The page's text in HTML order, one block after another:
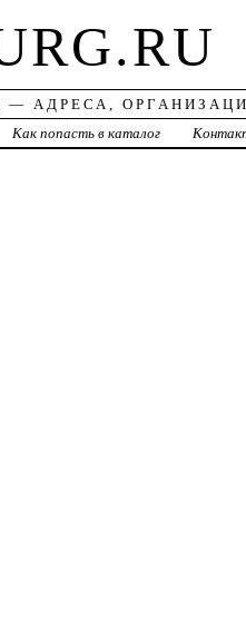
— АДРЕСА,
Как попасть в каталог